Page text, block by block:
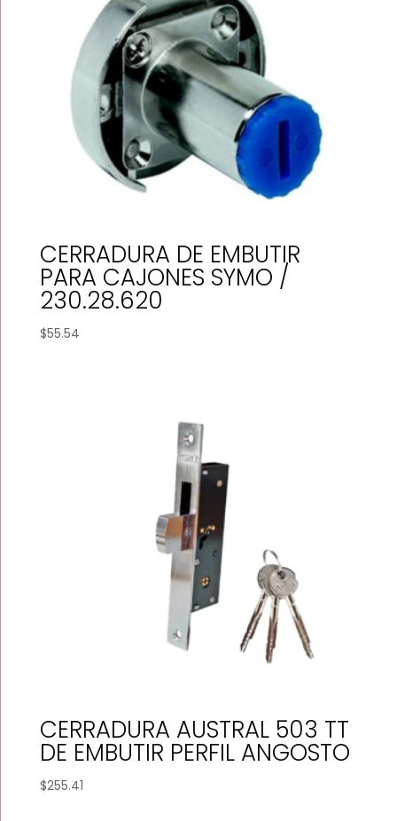
CERRADURA DE EMBUTIR
PARA CAJONES SYMO /
230.28.620
$55.54
CERRADURA AUSTRAL 503 TT
DE EMBUTIR PERFIL ANGOSTO
$255.41